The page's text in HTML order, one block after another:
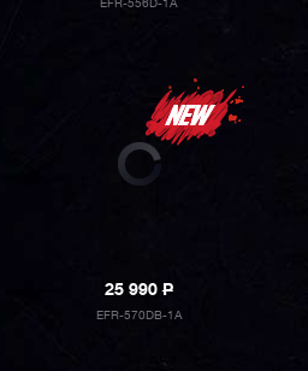
EFR-556D-1A
25 990P
EFR-570DB-1A